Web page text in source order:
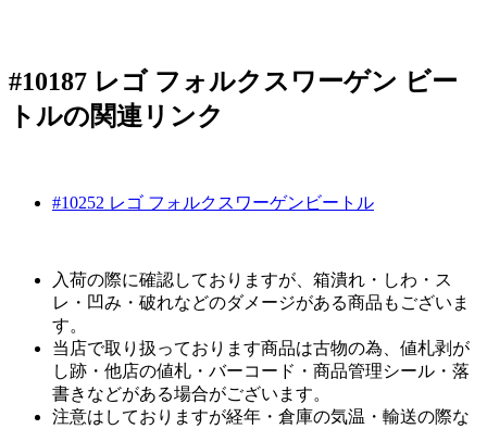
#10187 レゴ フォルクスワーゲン ビー
トルの関連リンク
#10252 レゴ フォルクスワーゲンビートル
入荷の際に確認しておりますが、箱潰れ・しわ・ス
レ・凹み・破れなどのダメージがある商品もございま
す。
当店で取り扱っております商品は古物の為、値札剥が
し跡・他店の値札・バーコード・商品管理シール・落
書きなどがある場合がございます。
注意はしておりますが経年・倉庫の気温・輸送の際な